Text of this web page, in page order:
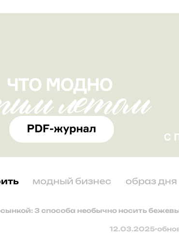
модный бизнес образ дня
3 способа необычно носить
12.03.2025•